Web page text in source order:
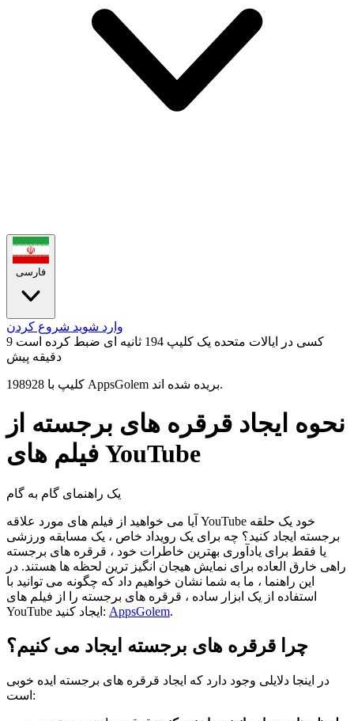
فارسی
وارد شوید شروع کردن
کسی در ایالات متحده یک کلیپ 194 ثانیه ای ضبط کرده است
9
دقیقه پیش
198928 کلیپ با AppsGolem بریده شده اند.
نحوه ایجاد قرقره های برجسته از
فیلم های YouTube
یک راهنمای گام به گام
آیا می خواهید از فیلم های مورد علاقه YouTube خود یک حلقه
برجسته ایجاد کنید؟ چه برای یک رویداد خاص ، یک مسابقه ورزشی
یا فقط برای یادآوری بهترین خاطرات خود ، قرقره های برجسته
راهی خارق العاده برای نمایش هیجان انگیز ترین لحظه ها هستند. در
این راهنما ، ما به شما نشان خواهیم داد که چگونه می توانید با
استفاده از یک ابزار ساده ، قرقره های برجسته را از فیلم های
YouTube ایجاد کنید: AppsGolem.
چرا قرقره های برجسته ایجاد می کنیم؟
در اینجا دلایلی وجود دارد که ایجاد قرقره های برجسته ایده خوبی
است: